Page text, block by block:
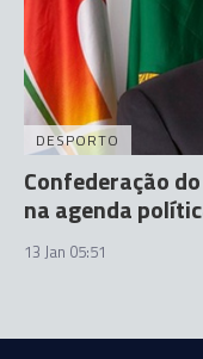
DESPORTO
Confederação
na agenda
13 Jan 05:51